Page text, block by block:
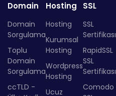
Domain
Domain
Sorgulama
Toplu
Domain
Sorgulama
ccTLD -
Hosting
Hosting
Kurumsal
Hosting
Wordpress
Hosting
Ucuz
SSL
SSL
Sertifikası
RapidSSL
SSL
Sertifikası
Comodo